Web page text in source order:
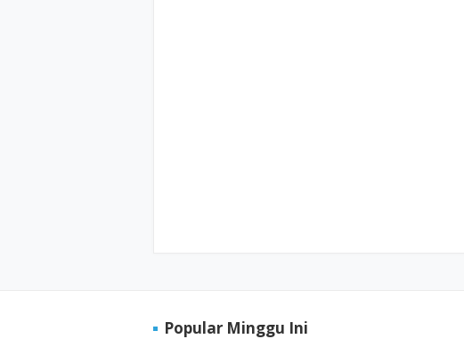
Popular Minggu Ini